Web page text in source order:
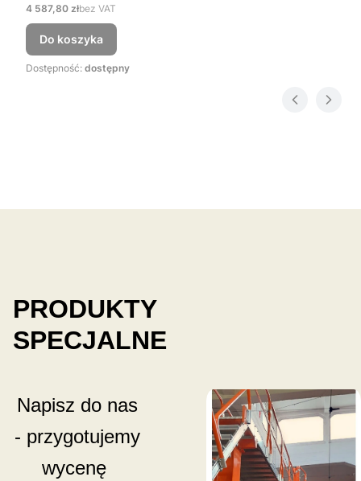
Cena
4 587,80 złbez VAT
Do koszyka
Dostępność: dostępny
PRODUKTY
SPECJALNE
Napisz do nas
- przygotujemy
wycenę